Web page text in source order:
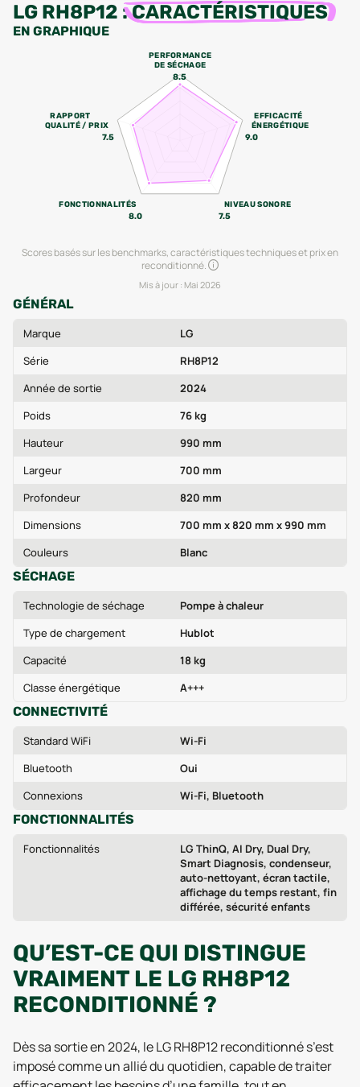
LG RH8P12 :CARACTÉRISTIQUES
EN GRAPHIQUE
PERFORMANCE
DE SÉCHAGE
8.5
EFFICACITÉ
ÉNERGÉTIQUE
9.0
NIVEAU SONORE
7.5
FONCTIONNALITÉS
8.0
RAPPORT
QUALITÉ / PRIX
7.5
Scores basés sur les benchmarks, caractéristiques techniques et prix en
reconditionné.
Mis à jour : Mai 2026
GÉNÉRAL
Marque
LG
Série
RH8P12
Année de sortie
2024
Poids
76 kg
Hauteur
990 mm
Largeur
700 mm
Profondeur
820 mm
Dimensions
700 mm x 820 mm x 990 mm
Couleurs
Blanc
SÉCHAGE
Technologie de séchage
Pompe à chaleur
Type de chargement
Hublot
Capacité
18 kg
Classe énergétique
A+++
CONNECTIVITÉ
Standard WiFi
Wi‑Fi
Bluetooth
Oui
Connexions
Wi‑Fi, Bluetooth
FONCTIONNALITÉS
Fonctionnalités
LG ThinQ, AI Dry, Dual Dry,
Smart Diagnosis, condenseur,
auto-nettoyant, écran tactile,
affichage du temps restant, fin
différée, sécurité enfants
QU’EST-CE QUI DISTINGUE
VRAIMENT LE LG RH8P12
RECONDITIONNÉ ?
Dès sa sortie en 2024, le LG RH8P12 reconditionné s’est
imposé comme un allié du quotidien, capable de traiter